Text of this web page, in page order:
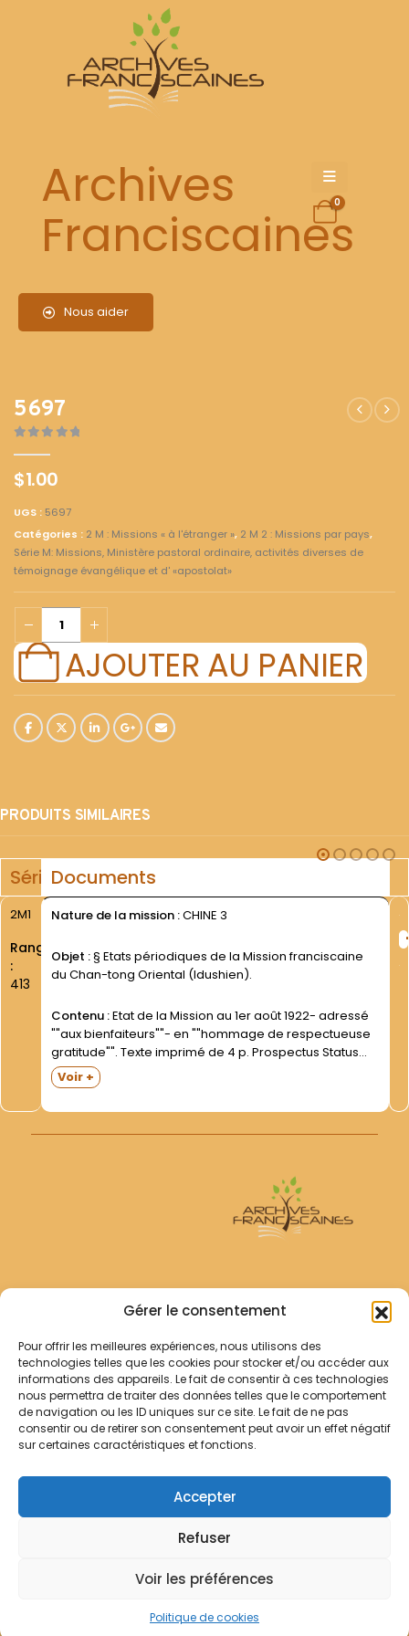
Gérer le consentement
Pour offrir les meilleures expériences, nous utilisons des
technologies telles que les cookies pour stocker et/ou accéder aux
informations des appareils. Le fait de consentir à ces technologies
nous permettra de traiter des données telles que le comportement
de navigation ou les ID uniques sur ce site. Le fait de ne pas
consentir ou de retirer son consentement peut avoir un effet négatif
sur certaines caractéristiques et fonctions.
Accepter
Refuser
Voir les préférences
Politique de cookies
Archives
Franciscaines
Nous aider
0
5697
$1.00
UGS : 5697
Catégories : 2 M : Missions « à l'étranger », 2 M 2 : Missions par pays,
Série M: Missions, Ministère pastoral ordinaire, activités diverses de
témoignage évangélique et d' «apostolat»
AJOUTER AU PANIER
PRODUITS SIMILAIRES
SérieDocuments
2M1
Rang
:
413
Nature de la mission :CHINE 3
Objet :§ Etats périodiques de la Mission franciscaine
du Chan-tong Oriental (Idushien).
Contenu :Etat de la Mission au 1er août 1922- adressé
""aux bienfaiteurs""- en ""hommage de respectueuse
gratitude"". Texte imprimé de 4 p. Prospectus Status
Missionis guotannis ad S.C. de Propaganda Fide ab
Ordinario mittendus : 30 juin 1933- 30 juin 1938-...
Voir +
Archives Franciscaines
RECHERCHER
Comment chercher ?
Les archives
Notre démarche
Contact